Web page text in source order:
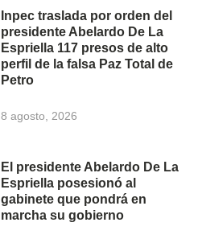
Inpec traslada por orden del
presidente Abelardo De La
Espriella 117 presos de alto
perfil de la falsa Paz Total de
Petro
8 agosto, 2026
El presidente Abelardo De La
Espriella posesionó al
gabinete que pondrá en
marcha su gobierno